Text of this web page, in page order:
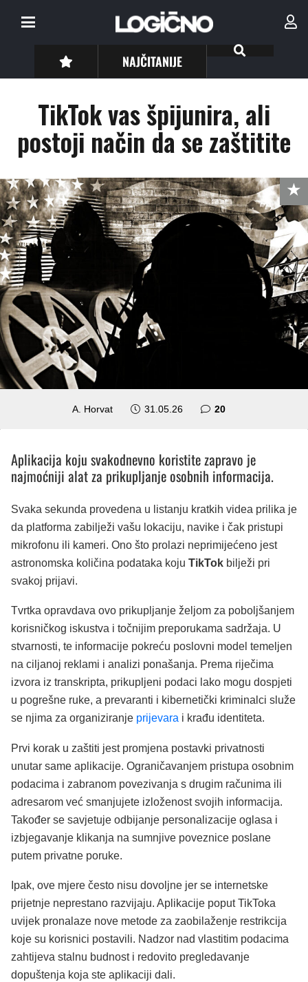
NAJČITANIJE
TikTok vas špijunira, ali
postoji način da se zaštitite
A. Horvat 31.05.26 20komentara
Aplikacija koju svakodnevno koristite zapravo je
najmoćniji alat za prikupljanje osobnih informacija.
Svaka sekunda provedena u listanju kratkih videa prilika je
da platforma zabilježi vašu lokaciju, navike i čak pristupi
mikrofonu ili kameri. Ono što prolazi neprimijećeno jest
astronomska količina podataka koju TikTok bilježi pri
svakoj prijavi.
Tvrtka opravdava ovo prikupljanje željom za poboljšanjem
korisničkog iskustva i točnijim preporukama sadržaja. U
stvarnosti, te informacije pokreću poslovni model temeljen
na ciljanoj reklami i analizi ponašanja. Prema riječima
izvora iz transkripta, prikupljeni podaci lako mogu dospjeti
u pogrešne ruke, a prevaranti i kibernetički kriminalci služe
se njima za organiziranje prijevara i krađu identiteta.
Prvi korak u zaštiti jest promjena postavki privatnosti
unutar same aplikacije. Ograničavanjem pristupa osobnim
podacima i zabranom povezivanja s drugim računima ili
adresarom već smanjujete izloženost svojih informacija.
Također se savjetuje odbijanje personalizacije oglasa i
izbjegavanje klikanja na sumnjive poveznice poslane
putem privatne poruke.
Ipak, ove mjere često nisu dovoljne jer se internetske
prijetnje neprestano razvijaju. Aplikacije poput TikToka
uvijek pronalaze nove metode za zaobilaženje restrikcija
koje su korisnici postavili. Nadzor nad vlastitim podacima
zahtijeva stalnu budnost i redovito pregledavanje
dopuštenja koja ste aplikaciji dali.